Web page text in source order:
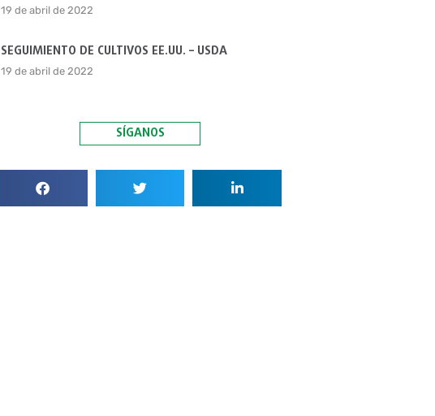
19 de abril de 2022
SEGUIMIENTO DE CULTIVOS EE.UU. – USDA
19 de abril de 2022
SÍGANOS